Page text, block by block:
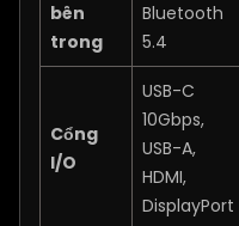
bên
trong
Bluetooth
5.4
Cổng
I/O
USB-C
10Gbps,
USB-A,
HDMI,
DisplayPort